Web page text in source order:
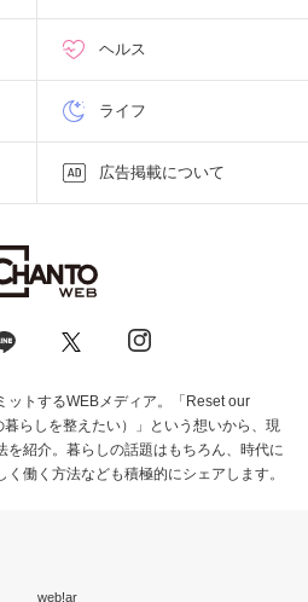
ヘルス
ライフ
広告掲載について
ットするWEBメディア。「Reset our
らしを整えたい）」という想いから、現
を紹介。暮らしの話題はもちろん、時代に
働く方法なども積極的にシェアします。
web!ar